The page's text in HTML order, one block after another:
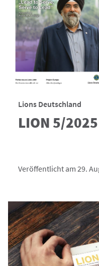
Lions Deutschland
LION 5/2025
Veröffentlicht am 29.